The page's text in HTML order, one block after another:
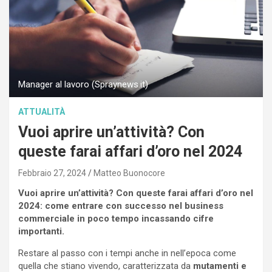
Manager al lavoro (Spraynews.it)
ATTUALITÀ
Vuoi aprire un’attività? Con
queste farai affari d’oro nel 2024
Febbraio 27, 2024 Matteo Buonocore
Vuoi aprire un’attività? Con queste farai affari d’oro nel
2024: come entrare con successo nel business
commerciale in poco tempo incassando cifre
importanti.
Restare al passo con i tempi anche in nell’epoca come
quella che stiano vivendo, caratterizzata da mutamenti e